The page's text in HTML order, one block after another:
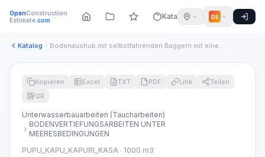
OpenConstruction
Estimate.com Katalog DE
Katalog Bodenaushub mit selbstfahrenden Baggern mit einem Laderaumvo...
Kopieren Excel TXT PDF Link
Teilen
QR
Unterwasserbauarbeiten (Taucharbeiten)
BODENVERTIEFUNGSARBEITEN UNTER
MEERESBEDINGUNGEN
PUPU_KAPU_KAPURI_KASA · 1000 m3